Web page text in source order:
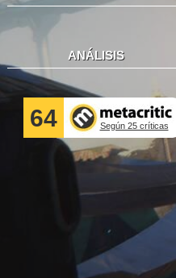
ANÁLISIS
64 Según 25 críticas